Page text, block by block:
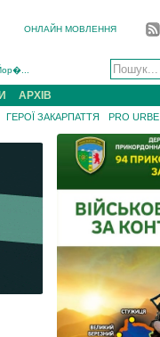
ОНЛАЙН МОВЛЕННЯ
�...
АРХІВ
ГЕРОЇ ЗАКАРПАТТЯ PRO URBE